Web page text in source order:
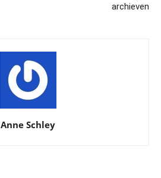
archieven
Anne Schley